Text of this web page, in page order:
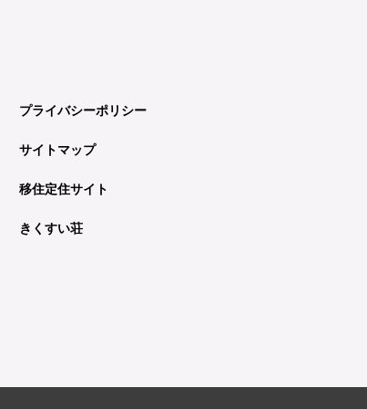
プライバシーポリシー
サイトマップ
移住定住サイト
きくすい荘